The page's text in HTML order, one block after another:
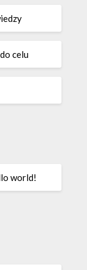
celu
world!